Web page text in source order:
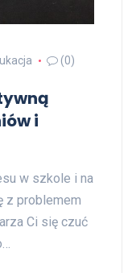
(0)
i
w szkole i na
z problemem
Ci się czuć